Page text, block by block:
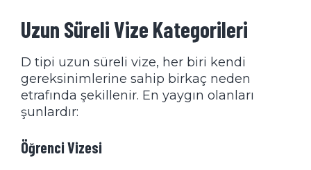
Uzun Süreli Vize Kategorileri
D tipi uzun süreli vize, her biri kendi
gereksinimlerine sahip birkaç neden
etrafında şekillenir. En yaygın olanları
şunlardır:
Öğrenci Vizesi